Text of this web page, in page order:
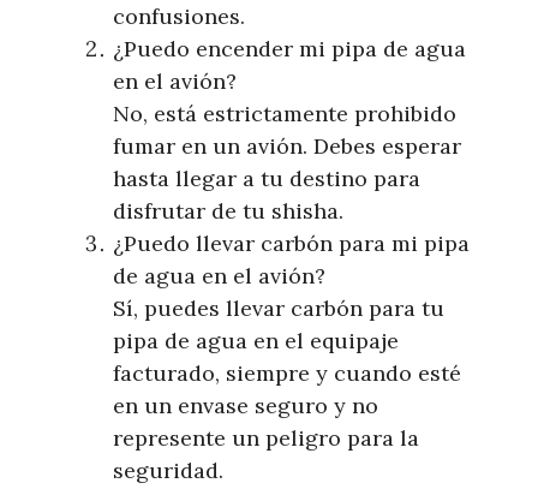
confusiones.
¿Puedo encender mi pipa de agua
en el avión?
No, está estrictamente prohibido
fumar en un avión. Debes esperar
hasta llegar a tu destino para
disfrutar de tu shisha.
¿Puedo llevar carbón para mi pipa
de agua en el avión?
Sí, puedes llevar carbón para tu
pipa de agua en el equipaje
facturado, siempre y cuando esté
en un envase seguro y no
represente un peligro para la
seguridad.